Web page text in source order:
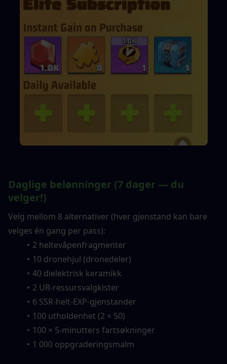
Daglige belønninger (7 dager — du
velger!)
Velg mellom 8 alternativer (hver gjenstand kan bare
velges én gang per pass):
2 heltevåpenfragmenter
10 dronehjul (dronedeler)
40 dielektrisk keramikk
2 UR-ressursvalgkister
6 SSR-helt-EXP-gjenstander
100 utholdenhet (2 × 50)
100 × 5-minutters fartsøkninger
1 000 oppgraderingsmalm